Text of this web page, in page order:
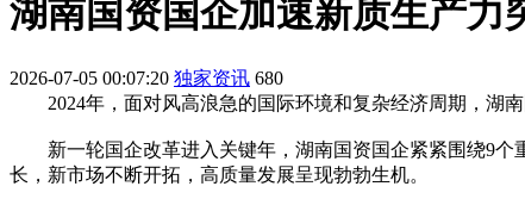
湖南国资国企加速新质生产力
2026-07-05 00:07:20 独家资讯 680
2024年，面对风高浪急的国际环境和复杂经济周期，湖南
新一轮国企改革进入关键年，湖南国资国企紧紧围绕9个
长，新市场不断开拓，高质量发展呈现勃勃生机。